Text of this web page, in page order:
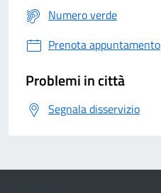
Numero verde
Prenota appuntamento
Problemi in città
Segnala disservizio